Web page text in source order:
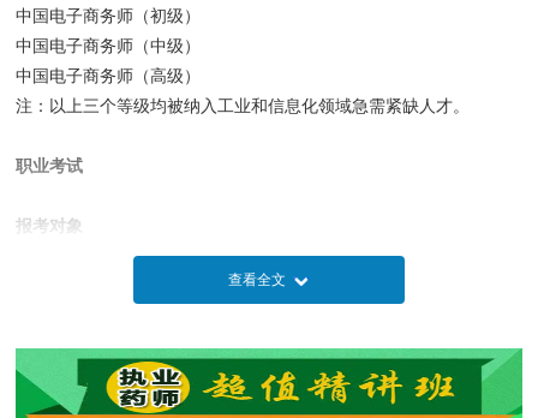
中国电子商务师（初级）
中国电子商务师（中级）
中国电子商务师（高级）
注：以上三个等级均被纳入工业和信息化领域急需紧缺人才。
职业考试
报考对象
中国电子商务协会认证电子商务师
主要针对电子商务从业者、准从业者，各级高校相关专业学生，从事
要求并有志从事电子商务相关工作的社会人员。
为规范电商行业人才认证标准，工业和信息化部人才交流中心联合中
国电子商务协会，根据《国家中长期人才发展规划纲要（2010-2020
查看全文